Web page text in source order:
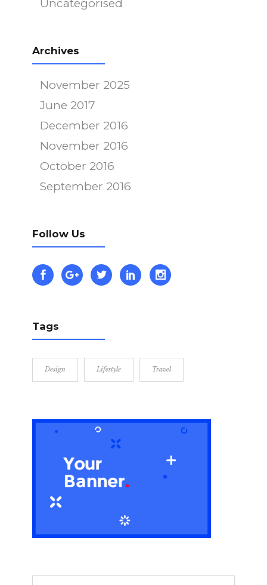
Uncategorised
Archives
November 2025
June 2017
December 2016
November 2016
October 2016
September 2016
Follow Us
Tags
Design Lifestyle Travel